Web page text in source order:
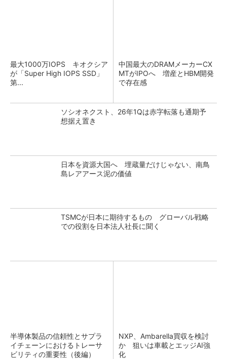
最大1000万IOPS キオクシア
が「Super High IOPS SSD」
第...
中国最大のDRAMメーカーCX
MTがIPOへ 増産とHBM開発
で存在感
ソシオネクスト、26年1Qは赤字転落も通期予
想据え置き
日本を資源大国へ 埋蔵量だけじゃない、南鳥
島レアアース泥の価値
TSMCが日本に期待するもの グローバル戦略
での役割を日本法人社長に聞く
半導体製品の信頼性とサプラ
イチェーンにおけるトレーサ
ビリティの重要性（後編）
NXP、Ambarella買収を検討
か 狙いは車載とエッジAI強
化